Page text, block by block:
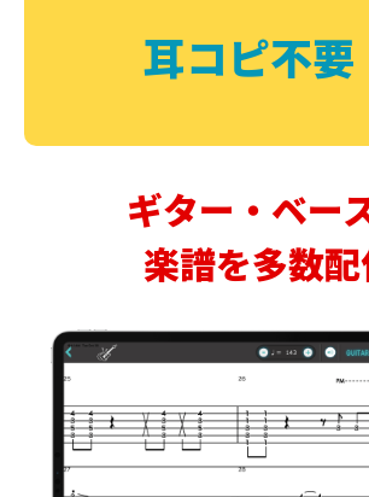
耳コピ不要
ギター・ベー
楽譜を多数